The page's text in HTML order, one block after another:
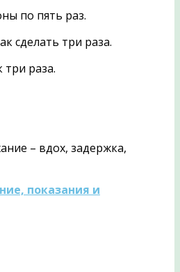
по пять раз.
сделать три раза.
раза.
– вдох, задержка,
показания и